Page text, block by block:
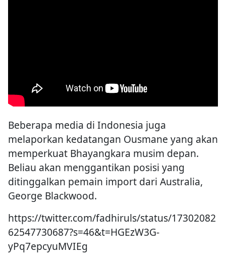
Beberapa media di Indonesia juga
melaporkan kedatangan Ousmane yang akan
memperkuat Bhayangkara musim depan.
Beliau akan menggantikan posisi yang
ditinggalkan pemain import dari Australia,
George Blackwood.
https://twitter.com/fadhiruls/status/17302082
62547730687?s=46&t=HGEzW3G-
yPq7epcyuMVIEg